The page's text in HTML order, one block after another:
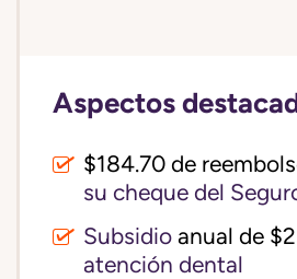
Aspectos
$184.70 de
su cheque del
Subsidio anual de
atención dental